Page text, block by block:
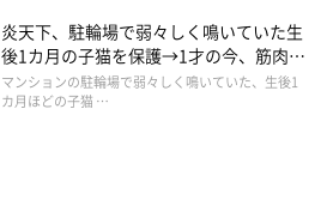
炎天下、駐輪場で弱々しく鳴いていた生
後1カ月の子猫を保護→1才の今、筋肉質
でツンデレなコに成長
マンションの駐輪場で弱々しく鳴いていた、生後1
カ月ほどの子猫 …